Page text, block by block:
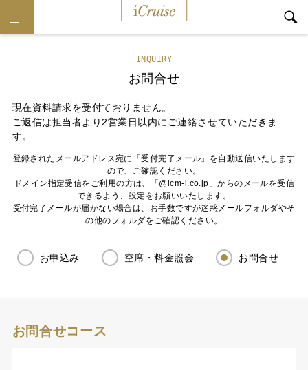
INQUIRY
お問合せ
現在資料請求を受付ておりません。
ご返信は担当者より2営業日以内にご連絡させていただきま
す。
登録されたメールアドレス宛に「受付完了メール」を自動送信いたします
ので、ご確認ください。
ドメイン指定受信をご利用の方は、「@icm-i.co.jp」からのメールを受信
できるよう、設定をお願いいたします。
受付完了メールが届かない場合は、お手数ですが迷惑メールフォルダやそ
の他のフォルダをご確認ください。
お申込み 空席・料金照会 お問合せ
お問合せコース